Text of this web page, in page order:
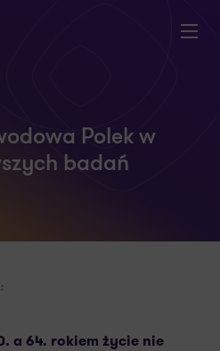
Polek w
badań
a 64. rokiem życie nie